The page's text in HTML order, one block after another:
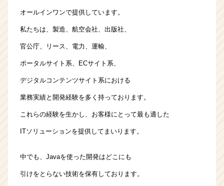
オールインワンで提供しています。
私たちは、製造、航空会社、出版社、
官公庁、リース、電力、運輸、
ポータルサイト系、ECサイト系、
デジタルコンテンツサイト系における
業務実績と開発経験を多く持っております。
これらの経験を生かし、お客様にとって最も適した
ITソリューションを提供してまいります。
中でも、Javaを使った開発はどこにも
引けをとらない技術を保有しております。